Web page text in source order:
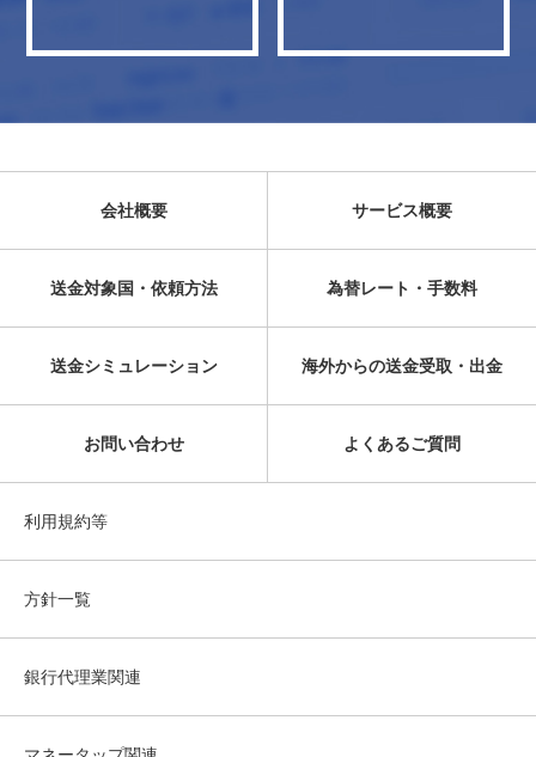
会社概要 サービス概要
送金対象国・依頼方法 為替レート・手数料
送金シミュレーション 海外からの送金受取・出金
お問い合わせ よくあるご質問
利用規約等
方針一覧
銀行代理業関連